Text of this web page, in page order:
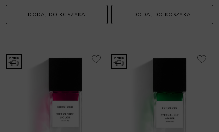
DODAJ DO KOSZYKA DODAJ DO KOSZYKA